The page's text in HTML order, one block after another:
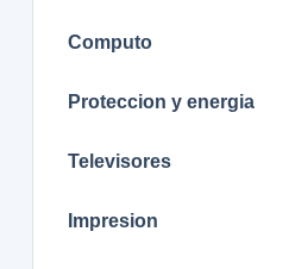
Computo
Proteccion y energia
Televisores
Impresion